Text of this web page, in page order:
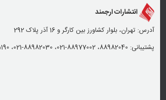
انتشارات ارجمند
آدرس: تهران، بلوار کشاورز بین کارگر و 16 آذر پلاک 292
پشتیبانی: 88982040، 88977002-021، 88982030-021، 88975190-021